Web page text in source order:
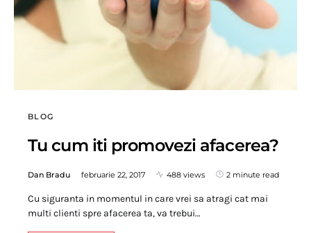
BLOG
Tu cum iti promovezi afacerea?
Dan Bradu februarie 22, 2017 488 views 2 minute read
Cu siguranta in momentul in care vrei sa atragi cat mai
multi clienti spre afacerea ta, va trebui…